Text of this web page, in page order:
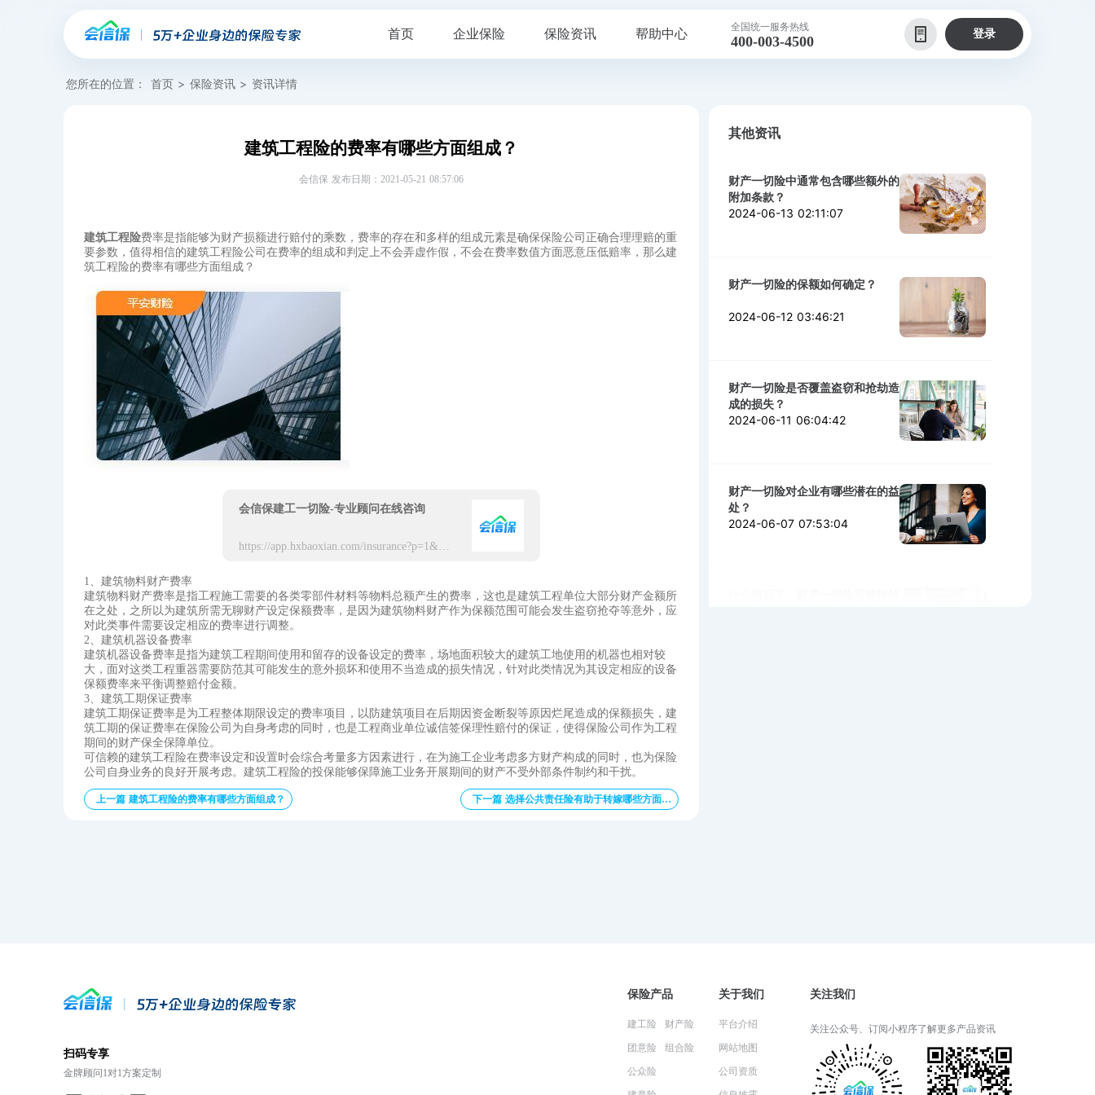
首页 企业保险 保险资讯 帮助中心 全国统一服务热线
400-003-4500 登录
您所在的位置： 首页 > 保险资讯 > 资讯详情
建筑工程险的费率有哪些方面组成？
会信保 发布日期：2021-05-21 08:57:06
建筑工程险费率是指能够为财产损额进行赔付的乘数，费率的存在和多样的组成元素是确保保险公司正确合理理赔的重
要参数，值得相信的建筑工程险公司在费率的组成和判定上不会弄虚作假，不会在费率数值方面恶意压低赔率，那么建
筑工程险的费率有哪些方面组成？
会信保建工一切险-专业顾问在线咨询
https://app.hxbaoxian.com/insurance?p=1&l=20&t=5&c=0&sourceType=web
1、建筑物料财产费率
建筑物料财产费率是指工程施工需要的各类零部件材料等物料总额产生的费率，这也是建筑工程单位大部分财产金额所
在之处，之所以为建筑所需无聊财产设定保额费率，是因为建筑物料财产作为保额范围可能会发生盗窃抢夺等意外，应
对此类事件需要设定相应的费率进行调整。
2、建筑机器设备费率
建筑机器设备费率是指为建筑工程期间使用和留存的设备设定的费率，场地面积较大的建筑工地使用的机器也相对较
大，面对这类工程重器需要防范其可能发生的意外损坏和使用不当造成的损失情况，针对此类情况为其设定相应的设备
保额费率来平衡调整赔付金额。
3、建筑工期保证费率
建筑工期保证费率是为工程整体期限设定的费率项目，以防建筑项目在后期因资金断裂等原因烂尾造成的保额损失，建
筑工期的保证费率在保险公司为自身考虑的同时，也是工程商业单位诚信签保理性赔付的保证，使得保险公司作为工程
期间的财产保全保障单位。
可信赖的建筑工程险在费率设定和设置时会综合考量多方因素进行，在为施工企业考虑多方财产构成的同时，也为保险
公司自身业务的良好开展考虑。建筑工程险的投保能够保障施工业务开展期间的财产不受外部条件制约和干扰。
上一篇 建筑工程险的费率有哪些方面组成？ 下一篇 选择公共责任险有助于转嫁哪些方面的风险
其他资讯
财产一切险中通常包含哪些额外的
附加条款？
2024-06-13 02:11:07
财产一切险的保额如何确定？
2024-06-12 03:46:21
财产一切险是否覆盖盗窃和抢劫造
成的损失？
2024-06-11 06:04:42
财产一切险对企业有哪些潜在的益
处？
2024-06-07 07:53:04
2024-05-31 03:14:27
扫码专享
金牌顾问1对1方案定制
保险产品
建工险
团意险
公众险
财产险
组合险
关于我们
平台介绍
网站地图
公司资质
关注我们
关注公众号、订阅小程序了解更多产品资讯